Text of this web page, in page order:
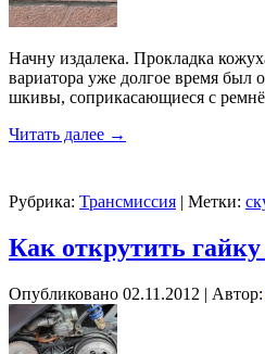
Начну издалека. Прокладка
вариатора уже долгое время был
шкивы, соприкасающиеся с
Читать далее →
Рубрика: Трансмиссия | Метки:
Как открутить гайку
Опубликовано 02.11.2012 | Автор: